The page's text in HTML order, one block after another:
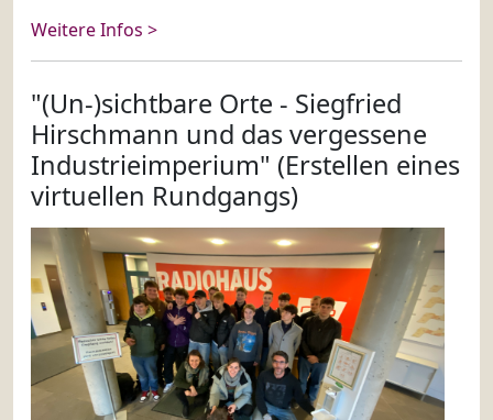
Weitere Infos >
"(Un-)sichtbare Orte - Siegfried
Hirschmann und das vergessene
Industrieimperium" (Erstellen eines
virtuellen Rundgangs)